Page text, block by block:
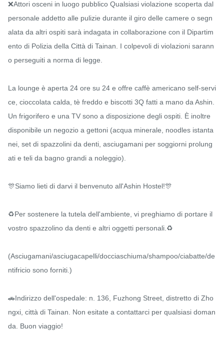
❌Attori osceni in luogo pubblico Qualsiasi violazione scoperta dal
personale addetto alle pulizie durante il giro delle camere o segn
alata da altri ospiti sarà indagata in collaborazione con il Dipartim
ento di Polizia della Città di Tainan. I colpevoli di violazioni sarann
o perseguiti a norma di legge.
La lounge è aperta 24 ore su 24 e offre caffè americano self-servi
ce, cioccolata calda, tè freddo e biscotti 3Q fatti a mano da Ashin.
Un frigorifero e una TV sono a disposizione degli ospiti. È inoltre
disponibile un negozio a gettoni (acqua minerale, noodles istanta
nei, set di spazzolini da denti, asciugamani per soggiorni prolung
ati e teli da bagno grandi a noleggio).
🎊Siamo lieti di darvi il benvenuto all'Ashin Hostel!🎊
♻️Per sostenere la tutela dell'ambiente, vi preghiamo di portare il
vostro spazzolino da denti e altri oggetti personali.♻️
(Asciugamani/asciugacapelli/docciaschiuma/shampoo/ciabatte/de
ntifricio sono forniti.)
🚗Indirizzo dell'ospedale: n. 136, Fuzhong Street, distretto di Zho
ngxi, città di Tainan. Non esitate a contattarci per qualsiasi doman
da. Buon viaggio!